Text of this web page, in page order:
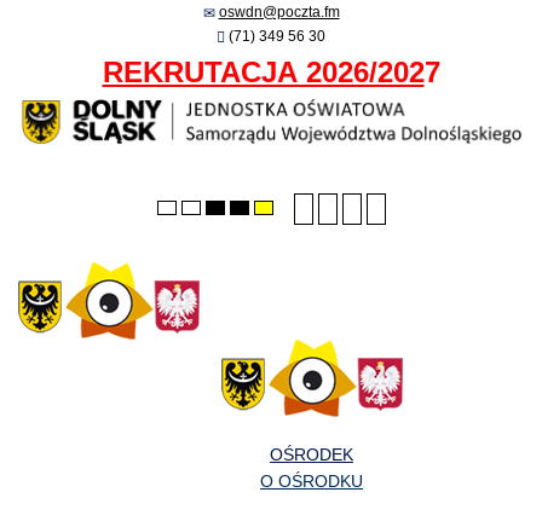
oswdn@poczta.fm
(71) 349 56 30
REKRUTACJA 2026/2027
Default
NightHighHighHigh
fontfont
font
OŚRODEK
O OŚRODKU